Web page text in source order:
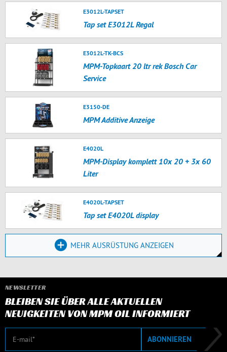
E3012L-TAPSET
Tap set E3012L Regal
E3012L-TK-BCS
MPM-Topkaart 20 ltr rek Bosch Car
Service
E3150-DE
MPM Additive Anzeige
E4020L
MPM-Display komplett 10x 20 + 3x 60
Liter
E4020L-TAPSET
Tap set E4020L display
MEHR AUSRÜSTUNG ANZEIGEN
NEWSLETTER
BLEIBEN SIE ÜBER ALLE AKTUELLEN
NEUIGKEITEN VON MPM OIL INFORMIERT
E-Mail ABONNIEREN